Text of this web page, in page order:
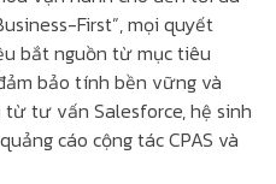
First”, mọi quyết
bắt nguồn từ mục tiêu
bảo tính bền vững và
tư vấn Salesforce, hệ sinh
cáo cộng tác CPAS và